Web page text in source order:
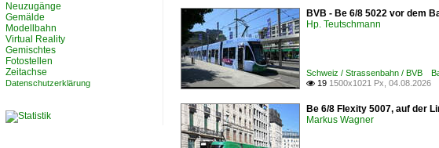
BVB - Be 6/8 5022 vor dem
Hp. Teutschmann
Schweiz / Strassenbahn / BVB
 19 1500x1021 Px, 04.08.2026
Be 6/8 Flexity 5007, auf der
Markus Wagner
Neuzugänge
Gemälde
Modellbahn
Virtual Reality
Gemischtes
Fotostellen
Zeitachse
Datenschutzerklärung